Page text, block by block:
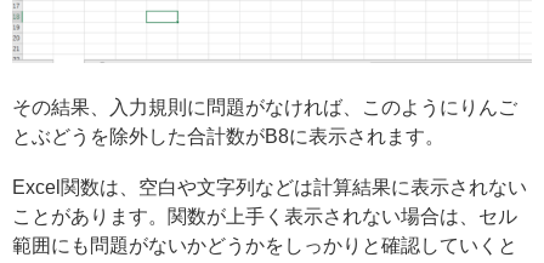
その結果、入力規則に問題がなければ、このようにりんご
とぶどうを除外した合計数がB8に表示されます。
Excel関数は、空白や文字列などは計算結果に表示されない
ことがあります。関数が上手く表示されない場合は、セル
範囲にも問題がないかどうかをしっかりと確認していくと